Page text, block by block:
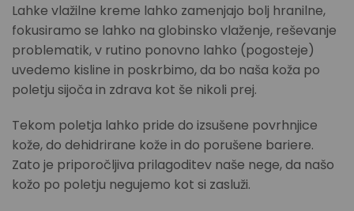
Lahke vlažilne kreme lahko zamenjajo bolj hranilne,
fokusiramo se lahko na globinsko vlaženje, reševanje
problematik, v rutino ponovno lahko (pogosteje)
uvedemo kisline in poskrbimo, da bo naša koža po
poletju sijoča in zdrava kot še nikoli prej.
Tekom poletja lahko pride do izsušene povrhnjice
kože, do dehidrirane kože in do porušene bariere.
Zato je priporočljiva prilagoditev naše nege, da našo
kožo po poletju negujemo kot si zasluži.